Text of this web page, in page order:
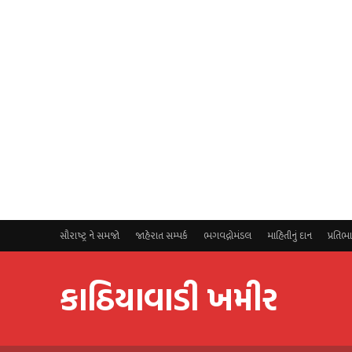
સૌરાષ્ટ્ર ને સમજો જાહેરાત સમ્પર્ક ભગવદ્ગોમંડલ માહિતીનું દાન
કાઠિયાવાડી ખમીર